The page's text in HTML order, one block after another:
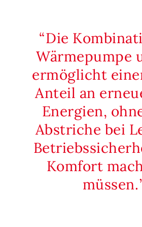
Die
Wärmepumpe
ermöglicht
Anteil an
Energien,
Abstriche bei
Komfort
müssen.